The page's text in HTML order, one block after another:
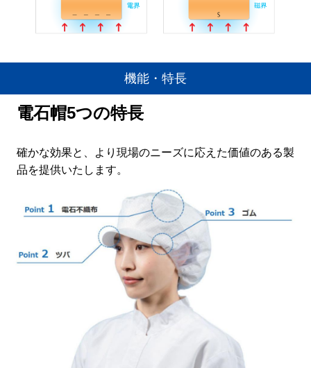
機能・特長
電石帽5つの特長
確かな効果と、より現場のニーズに応えた価値のある製
品を提供いたします。